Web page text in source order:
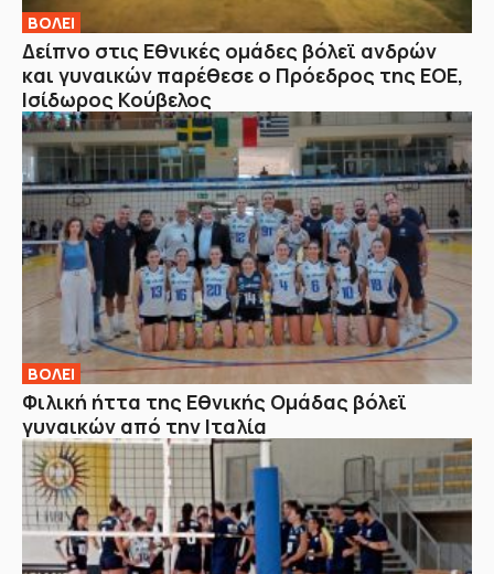
ΒOΛΕΙ
Δείπνο στις Εθνικές ομάδες βόλεϊ ανδρών
και γυναικών παρέθεσε ο Πρόεδρος της ΕΟΕ,
Ισίδωρος Κούβελος
ΒOΛΕΙ
Φιλική ήττα της Εθνικής Ομάδας βόλεϊ
γυναικών από την Ιταλία